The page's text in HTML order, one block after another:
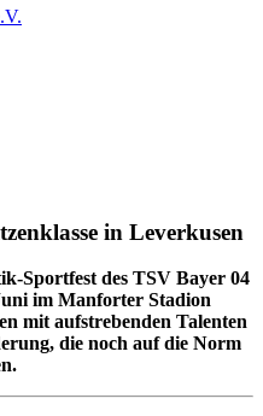
in Leverkusen
Sportfest des TSV Bayer 04
im Manforter Stadion
mit aufstrebenden Talenten
die noch auf die Norm